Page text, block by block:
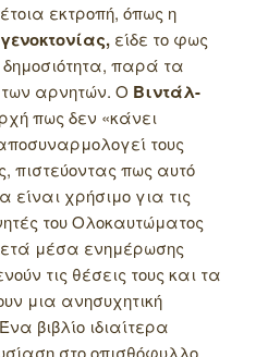
εκτροπή, όπως η
είδε το φως
παρά τα
αρνητών. Ο Βιντάλ-
πως δεν «κάνει
τους
πιστεύοντας πως αυτό
είναι χρήσιμο για τις
του Ολοκαυτώματος
μέσα ενημέρωσης
τις θέσεις τους και τα
μια ανησυχητική
βιβλίο ιδιαίτερα
στο οπισθόφυλλο